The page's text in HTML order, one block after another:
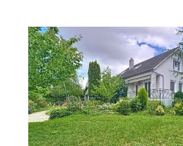
OLIVET 45
158,49 m2, 6 pièces
Ref : 193
Maison à vendre
328 000 €
Visiter le site dédié